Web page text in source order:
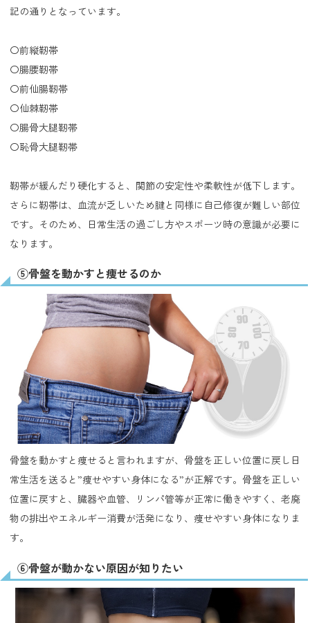
記の通りとなっています。
〇前縦靭帯
〇腸腰靭帯
〇前仙腸靭帯
〇仙棘靭帯
〇腸骨大腿靭帯
〇恥骨大腿靭帯
靭帯が緩んだり硬化すると、関節の安定性や柔軟性が低下します。
さらに靭帯は、血流が乏しいため腱と同様に自己修復が難しい部位
です。そのため、日常生活の過ごし方やスポーツ時の意識が必要に
なります。
⑤骨盤を動かすと痩せるのか
骨盤を動かすと痩せると言われますが、骨盤を正しい位置に戻し日
常生活を送ると”痩せやすい身体になる”が正解です。骨盤を正しい
位置に戻すと、臓器や血管、リンパ管等が正常に働きやすく、老廃
物の排出やエネルギー消費が活発になり、痩せやすい身体になりま
す。
⑥骨盤が動かない原因が知りたい